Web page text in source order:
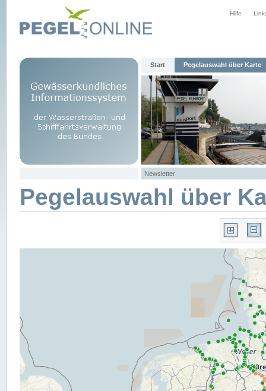
Hilfe
Start Pegelauswahl über Karte
Newsletter
Pegelauswahl über